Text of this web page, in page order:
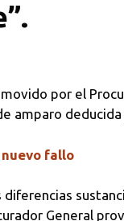
por el
amparo
fallo
General